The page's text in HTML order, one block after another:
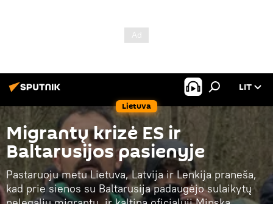
Lietuva
LIT
Migrantų krizė ES ir
Baltarusijos pasienyje
Pastaruoju metu Lietuva, Latvija ir Lenkija praneša,
kad prie sienos su Baltarusija padaugėjo sulaikytų